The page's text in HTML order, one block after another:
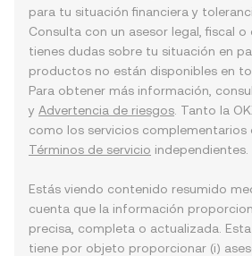
para tu situación financiera y
Consulta con un asesor legal, fiscal o
tienes dudas sobre tu situación en
productos no están disponibles en
Para obtener más información,
y Advertencia de riesgos . Tanto la
como los servicios complementarios
Términos de servicio independientes.
Estás viendo contenido resumido
cuenta que la información
precisa, completa o actualizada.
tiene por objeto proporcionar (i)